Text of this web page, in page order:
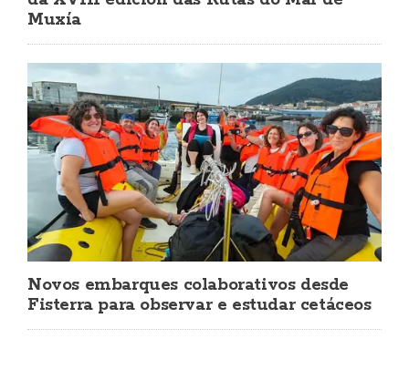
Muxía
Novos embarques colaborativos desde
Fisterra para observar e estudar cetáceos